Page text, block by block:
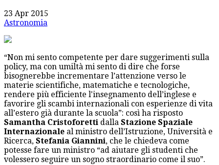
23 Apr 2015
Astronomia
“Non mi sento competente per dare suggerimenti sulla
policy, ma con umiltà mi sento di dire che forse
bisognerebbe incrementare l’attenzione verso le
materie scientifiche, matematiche e tecnologiche,
rendere più efficiente l'insegnamento dell’inglese e
favorire gli scambi internazionali con esperienze di vita
all’estero già durante la scuola”: così ha risposto
Samantha Cristoforetti dalla Stazione Spaziale
Internazionale al ministro dell’Istruzione, Università e
Ricerca, Stefania Giannini, che le chiedeva come
potesse fare un ministro “ad aiutare gli studenti che
volessero seguire un sogno straordinario come il suo”.